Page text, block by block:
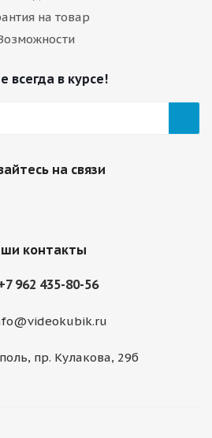
на товар
всегда в курсе!
на связи
контакты
962 435-80-56
​пр. Кулакова, 29б